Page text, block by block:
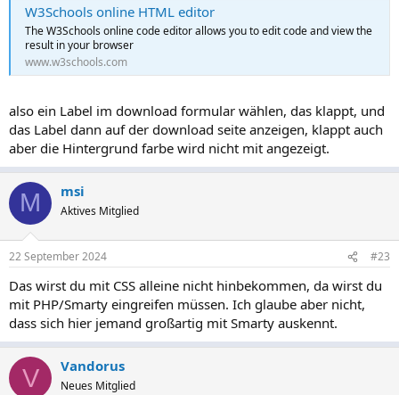
W3Schools online HTML editor
The W3Schools online code editor allows you to edit code and view the
result in your browser
www.w3schools.com
also ein Label im download formular wählen, das klappt, und
das Label dann auf der download seite anzeigen, klappt auch
aber die Hintergrund farbe wird nicht mit angezeigt.
M msi
Aktives Mitglied
22 September 2024 #23
Das wirst du mit CSS alleine nicht hinbekommen, da wirst du
mit PHP/Smarty eingreifen müssen. Ich glaube aber nicht,
dass sich hier jemand großartig mit Smarty auskennt.
V Vandorus
Neues Mitglied